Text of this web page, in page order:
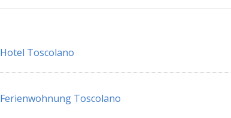
Hotel Toscolano
Ferienwohnung Toscolano